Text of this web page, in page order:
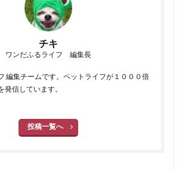
チキ
ワンだふるライフ 編集長
編集チームです。ペットライフが１０００倍
信しています。
投稿一覧へ